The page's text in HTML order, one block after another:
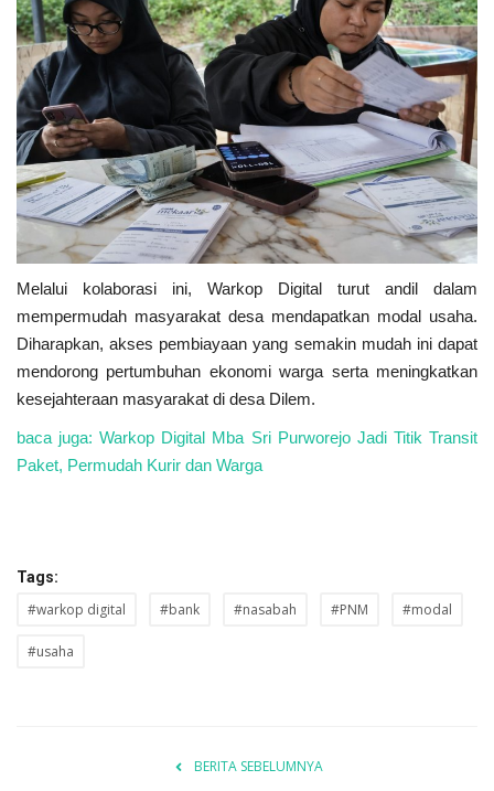
Melalui kolaborasi ini, Warkop Digital turut andil dalam
mempermudah masyarakat desa mendapatkan modal usaha.
Diharapkan, akses pembiayaan yang semakin mudah ini dapat
mendorong pertumbuhan ekonomi warga serta meningkatkan
kesejahteraan masyarakat di desa Dilem.
baca juga: Warkop Digital Mba Sri Purworejo Jadi Titik Transit
Paket, Permudah Kurir dan Warga
Tags:
#warkop digital #bank #nasabah #PNM #modal
#usaha
BERITA SEBELUMNYA